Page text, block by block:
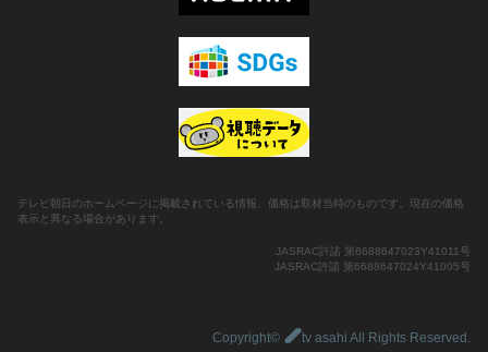
テレビ朝日のホームページに掲載されている情報、価格は取材当時のものです。現在の価格
表示と異なる場合があります。
JASRAC許諾 第6688647023Y41011号
JASRAC許諾 第6688647024Y41005号
Copyright© tv asahi All Rights Reserved.